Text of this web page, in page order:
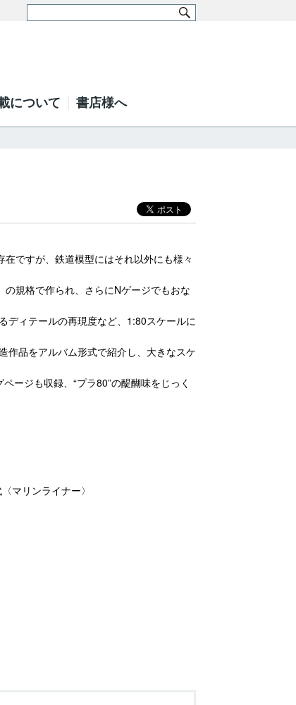
について 書店様へ
ですが、鉄道模型にはそれ以外にも様々
規格で作られ、さらにNゲージでもおな
ディテールの再現度など、1:80スケールに
作品をアルバム形式で紹介し、大きなスケ
ージも収録、“プラ80”の醍醐味をじっく
マリンライナー〉